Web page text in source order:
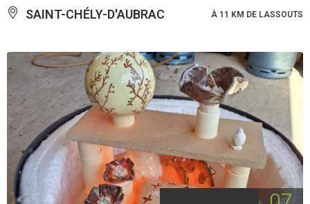
SAINT-CHÉLY-D'AUBRAC À 11 KM DE LASSOUTS